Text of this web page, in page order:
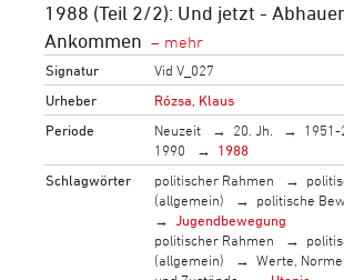
1988 (Teil 2/2): Und jetzt -
Ankommen
Signatur
Vid V_027
Urheber
Rózsa, Klaus
Periode
Neuzeit 20. Jh. 1951-
1990
1988
Schlagwörter
politischer Rahmen
(allgemein)
politische
Jugendbewegung
politischer Rahmen
(allgemein)
Werte,